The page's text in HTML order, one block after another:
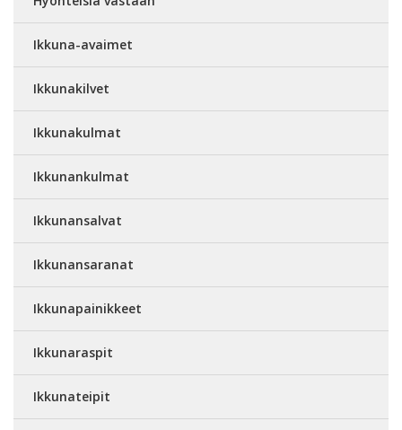
Ikkuna-avaimet
Ikkunakilvet
Ikkunakulmat
Ikkunankulmat
Ikkunansalvat
Ikkunansaranat
Ikkunapainikkeet
Ikkunaraspit
Ikkunateipit